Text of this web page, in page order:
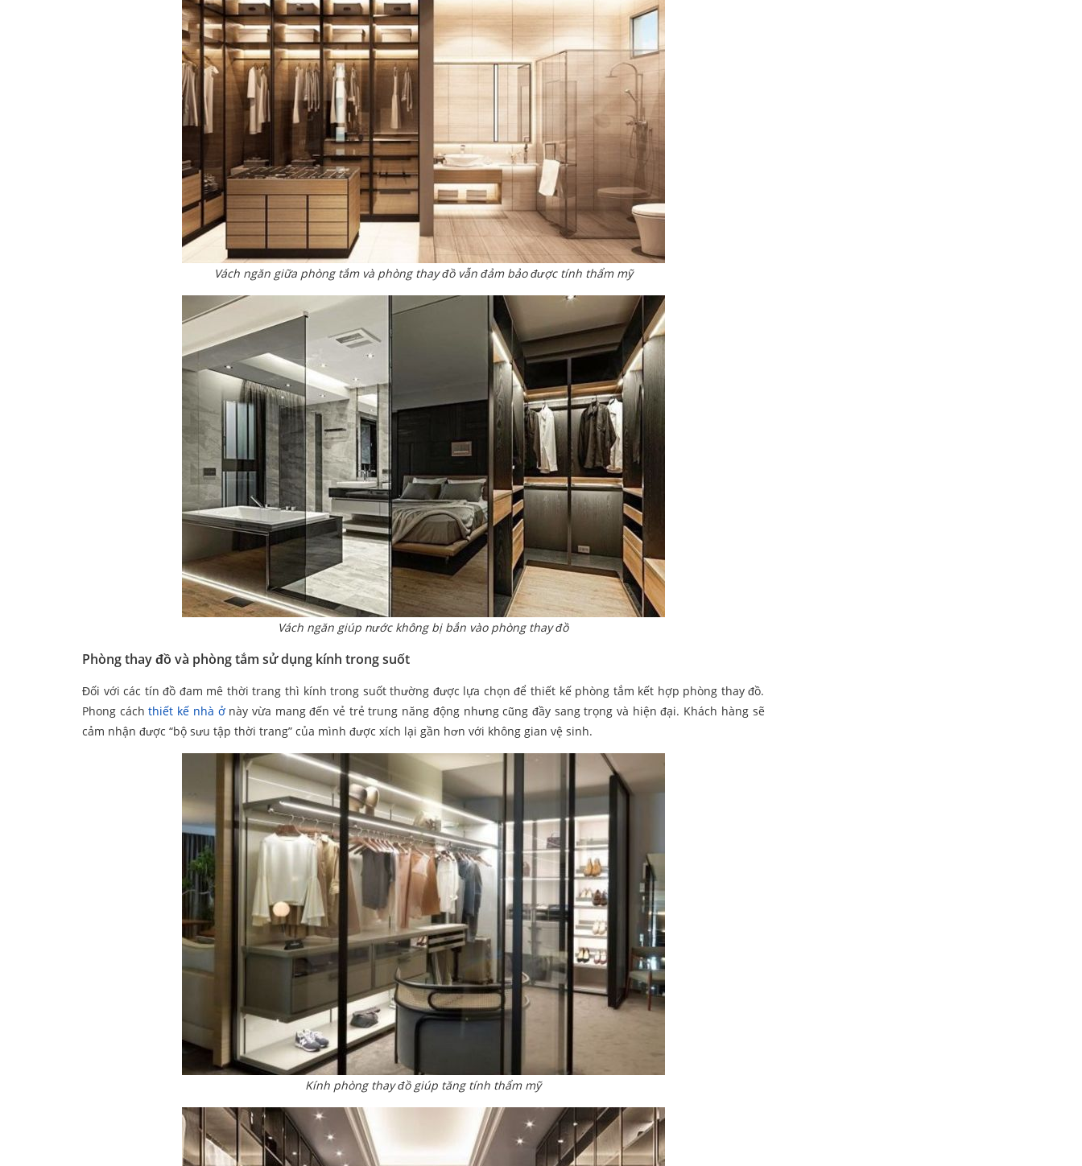
Vách ngăn giữa phòng tắm và phòng thay đồ vẫn đảm bảo được tính thẩm mỹ
Vách ngăn giúp nước không bị bắn vào phòng thay đồ
Phòng thay đồ và phòng tắm sử dụng kính trong suốt
Đối với các tín đồ đam mê thời trang thì kính trong suốt thường được lựa chọn để thiết kế phòng tắm kết hợp phòng thay đồ.
Phong cáchthiết kế nhà ởnày vừa mang đến vẻ trẻ trung năng động nhưng cũng đầy sang trọng và hiện đại. Khách hàng sẽ
cảm nhận được “bộ sưu tập thời trang” của mình được xích lại gần hơn với không gian vệ sinh.
Kính phòng thay đồ giúp tăng tính thẩm mỹ